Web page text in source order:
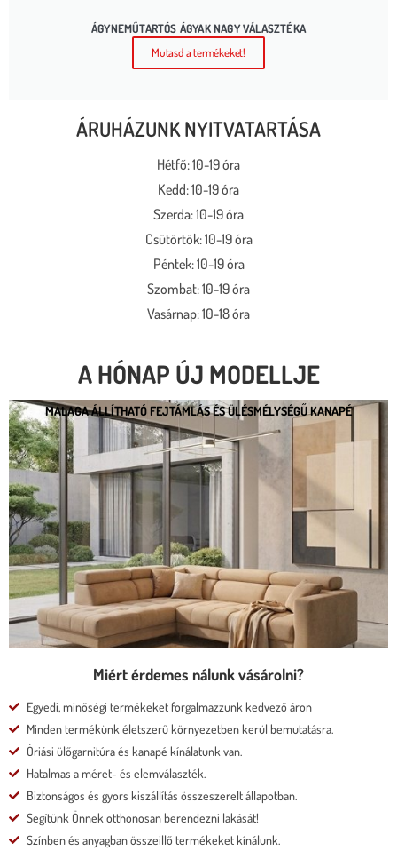
ÁGYNEMŰTARTÓS ÁGYAK NAGY VÁLASZTÉKA
Mutasd a termékeket!
ÁRUHÁZUNK NYITVATARTÁSA
Hétfő: 10-19 óra
Kedd: 10-19 óra
Szerda: 10-19 óra
Csütörtök: 10-19 óra
Péntek: 10-19 óra
Szombat: 10-19 óra
Vasárnap: 10-18 óra
A HÓNAP ÚJ MODELLJE
MALAGA ÁLLÍTHATÓ FEJTÁMLÁS ÉS ÜLÉSMÉLYSÉGŰ KANAPÉ
MALAGA ÁLLÍTHATÓ FEJTÁMLÁS ÉS
ÜLÉSMÉLYSÉGŰ KANAPÉ
* kedvező ár
* moduláris rendszer
* motoros állíthatóság
Megnézem
Miért érdemes nálunk vásárolni?
Egyedi, minőségi termékeket forgalmazzunk kedvező áron
Minden termékünk életszerű környezetben kerül bemutatásra.
Óriási ülőgarnitúra és kanapé kínálatunk van.
Hatalmas a méret- és elemválaszték.
Biztonságos és gyors kiszállítás összeszerelt állapotban.
Segítünk Önnek otthonosan berendezni lakását!
Színben és anyagban összeillő termékeket kínálunk.